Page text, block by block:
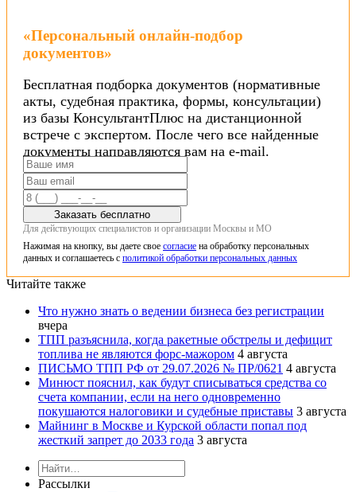
«Персональный онлайн-подбор
документов»
Бесплатная подборка документов (нормативные
акты, судебная практика, формы, консультации)
из базы КонсультантПлюс на дистанционной
встрече с экспертом. После чего все найденные
документы направляются вам на e-mail.
Заказать бесплатно
Для действующих специалистов и организации Москвы и МО
Нажимая на кнопку, вы даете свое согласие на обработку персональных
данных и соглашаетесь с политикой обработки персональных данных
Читайте также
Что нужно знать о ведении бизнеса без регистрации
вчера
ТПП разъяснила, когда ракетные обстрелы и дефицит
топлива не являются форс-мажором 4 августа
ПИСЬМО ТПП РФ от 29.07.2026 № ПР/0621 4 августа
Минюст пояснил, как будут списываться средства со
счета компании, если на него одновременно
покушаются налоговики и судебные приставы 3 августа
Майнинг в Москве и Курской области попал под
жесткий запрет до 2033 года 3 августа
Рассылки